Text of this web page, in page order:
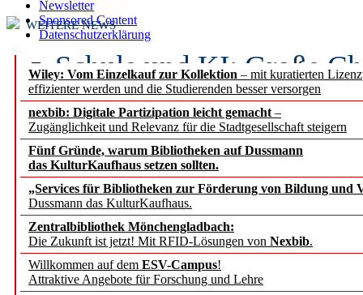
Newsletter
Sponsored Content
Datenschutzerklärung
Wiley: Vom Einzelkauf zur Kollektion – mit kuratierten
effizienter werden und die Studierenden besser versorgen
nexbib: Digitale Partizipation leicht gemacht –
Zugänglichkeit und Relevanz für die Stadtgesellschaft steigern
Fünf Gründe, warum Bibliotheken auf Dussmann
das KulturKaufhaus setzen sollten.
„Services für Bibliotheken zur Förderung von Bildung und
Dussmann das KulturKaufhaus.
Zentralbibliothek Mönchengladbach:
Die Zukunft ist jetzt! Mit RFID-Lösungen von Nexbib.
Willkommen auf dem ESV-Campus!
Attraktive Angebote für Forschung und Lehre
WEITERE NEWS
Schule und KI: Große
Voraussetzungen
Erfolgreiches erstes
Segment Research –
angepasst
konstruktiv!